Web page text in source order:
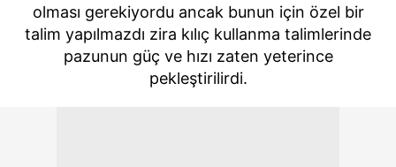
olması gerekiyordu ancak bunun için özel bir
talim yapılmazdı zira kılıç kullanma talimlerinde
pazunun güç ve hızı zaten yeterince
pekleştirilirdi.